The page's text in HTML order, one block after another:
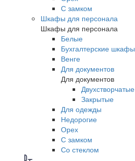
С замком
Шкафы для персонала
Шкафы для персонала
Белые
Бухгалтерские шкафы
Венге
Для документов
Для документов
Двухстворчатые
Закрытые
Для одежды
Недорогие
Орех
С замком
Со стеклом